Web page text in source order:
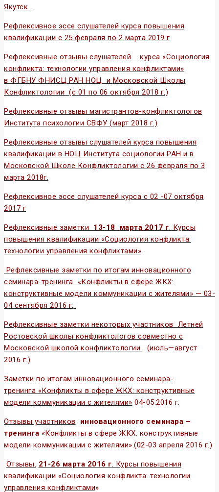
Якутск .
Рефлексивное эссе слушателей курса повышения
квалификации с 25 февраля по 2 марта 2019 г
Рефлексивные отзывы слушателей курса «Социология
конфликта: технологии управления конфликтами»
в ФГБНУ ФНИСЦ РАН НОЦ и Московской Школы
Конфликтологии (с 01 по 06 октября 2018 г.)
Рефлексивные отзывы магистрантов-конфликтологов
Института психологии СВФУ (март 2018 г.)
Рефлексивные отзывы слушателей курса повышения
квалификации в НОЦ Института социологии РАН и в
Московской Школе Конфликтологии с 26 февраля по 3
марта 2018г.
Рефлексивное эссе слушателей курса с 02 -07 октября
2017 г
Рефлексивные заметки 13-18 марта 2017 г. Курсы
повышения квалификации «Социология конфликта:
технологии управления конфликтами»
Рефлексивные заметки по итогам инновационного
семинара-тренинга «Конфликты в сфере ЖКХ:
конструктивные модели коммуникации с жителями» — 03-
04 сентября 2016 г.
Рефлексивные заметки некоторых участников Летней
Ростовской школы конфликтологов совместно с
Московской школой конфликтологии
(июль—август
2016 г.)
Заметки по итогам инновационного семинара-
тренинга «Конфликты в сфере ЖКХ: конструктивные
модели коммуникации с жителями» 04-05.2016 г.
Отзывы участников
инновационного семинара –
тренинга «Конфликты в сфере ЖКХ: конструктивные
модели коммуникации с жителями».(02-03 апреля 2016 г.)
Отзывы. 21-26 марта 2016 г. Курсы повышения
квалификации «Социология конфликта: технологии
управления конфликтами»